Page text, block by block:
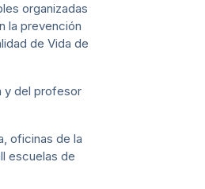
organizadas
la prevención
de Vida de
y del profesor
oficinas de la
escuelas de